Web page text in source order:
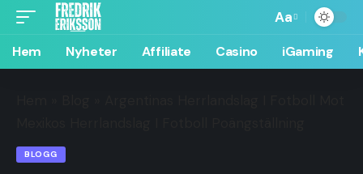
Aa
Hem Nyheter Affiliate Casino iGaming
BLOGG